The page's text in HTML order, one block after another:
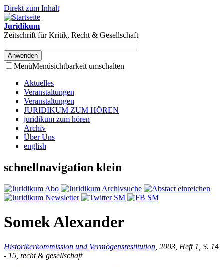
Direkt zum Inhalt
Juridikum
Zeitschrift für Kritik, Recht & Gesellschaft
MenüMenüsichtbarkeit umschalten
Aktuelles
Veranstaltungen
Veranstaltungen
JURIDIKUM ZUM HÖREN
juridikum zum hören
Archiv
Über Uns
english
schnellnavigation klein
Somek Alexander
Historikerkommission und Vermögensrestitution , 2003, Heft 1, S. 14
- 15, recht & gesellschaft